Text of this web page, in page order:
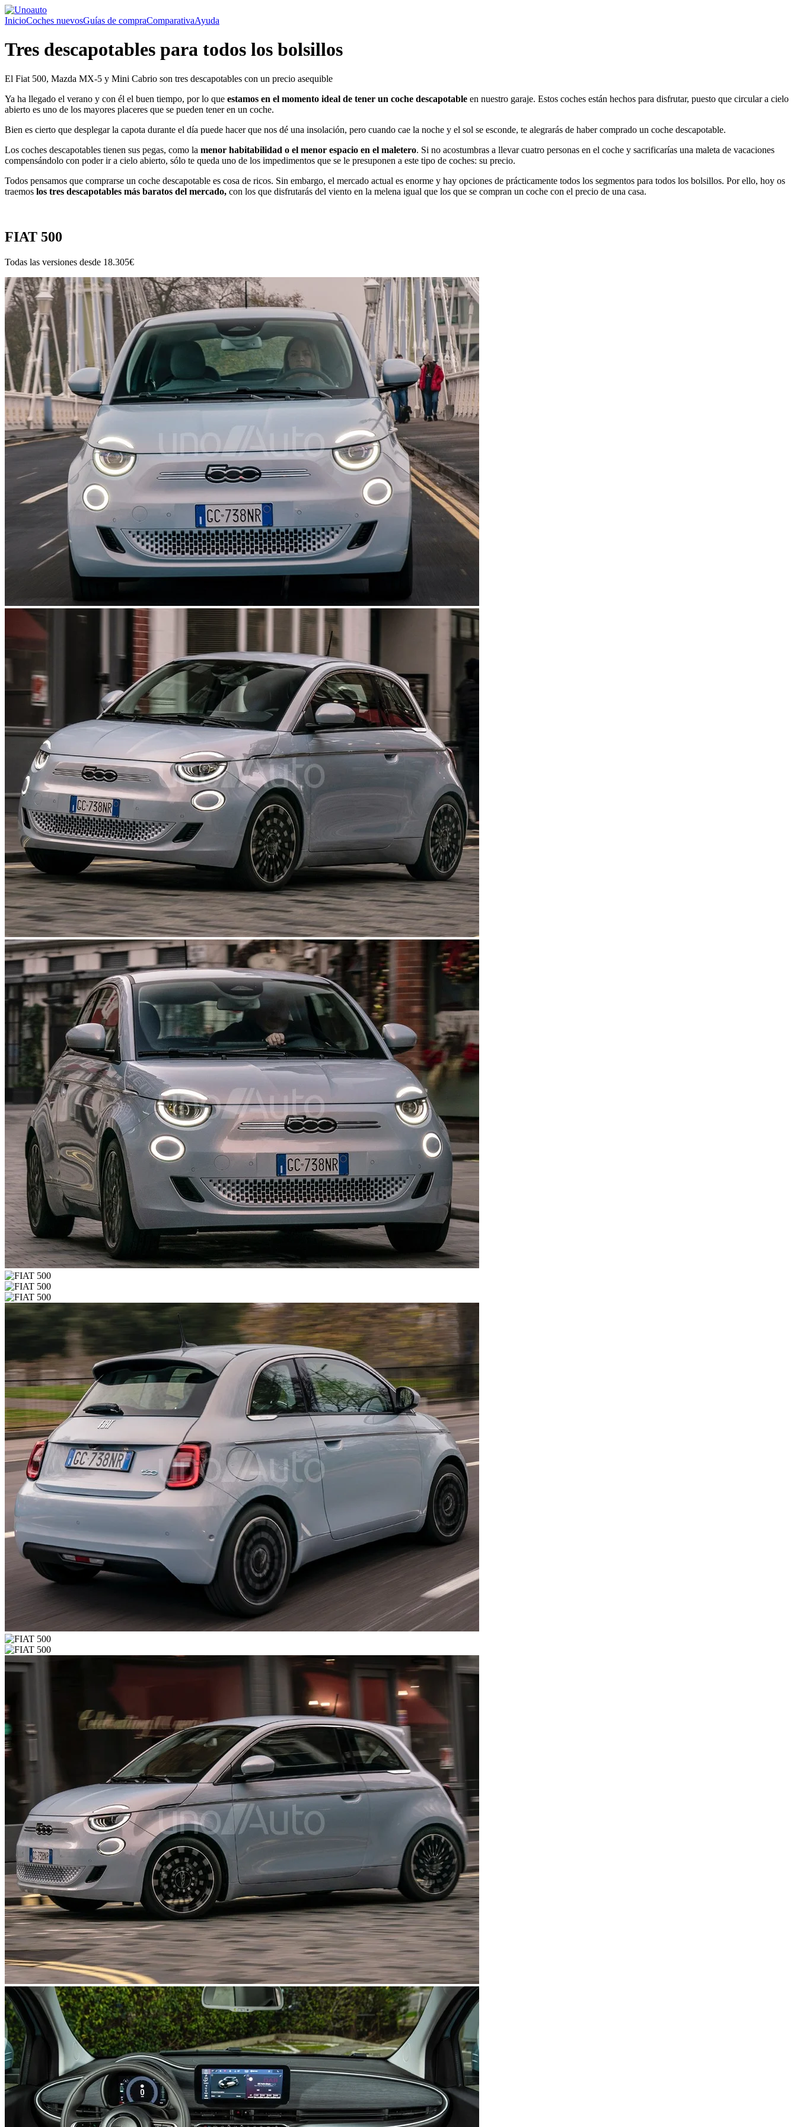
InicioCoches nuevosGuías de compraComparativaAyuda
Tres descapotables para todos los bolsillos
El Fiat 500, Mazda MX-5 y Mini Cabrio son tres descapotables con un precio asequible
Ya ha llegado el verano y con él el buen tiempo, por lo que estamos en el momento ideal de tener un coche descapotable en nuestro garaje. Estos coches están hechos para disfrutar, puesto que circular a cielo
abierto es uno de los mayores placeres que se pueden tener en un coche.
Bien es cierto que desplegar la capota durante el día puede hacer que nos dé una insolación, pero cuando cae la noche y el sol se esconde, te alegrarás de haber comprado un coche descapotable.
Los coches descapotables tienen sus pegas, como la menor habitabilidad o el menor espacio en el maletero. Si no acostumbras a llevar cuatro personas en el coche y sacrificarías una maleta de vacaciones
compensándolo con poder ir a cielo abierto, sólo te queda uno de los impedimentos que se le presuponen a este tipo de coches: su precio.
Todos pensamos que comprarse un coche descapotable es cosa de ricos. Sin embargo, el mercado actual es enorme y hay opciones de prácticamente todos los segmentos para todos los bolsillos. Por ello, hoy os
traemos los tres descapotables más baratos del mercado, con los que disfrutarás del viento en la melena igual que los que se compran un coche con el precio de una casa.
FIAT 500
Todas las versiones desde 18.305€